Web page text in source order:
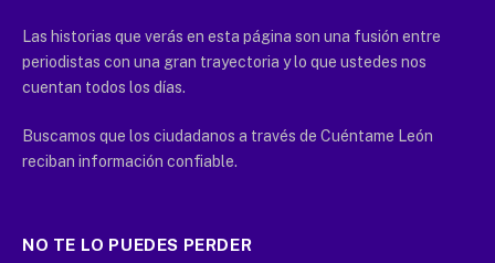
Las historias que verás en esta página son una fusión entre
periodistas con una gran trayectoria y lo que ustedes nos
cuentan todos los días.
Buscamos que los ciudadanos a través de Cuéntame León
reciban información confiable.
NO TE LO PUEDES PERDER